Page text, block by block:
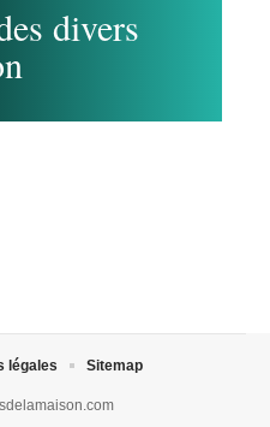
divers
légales Sitemap